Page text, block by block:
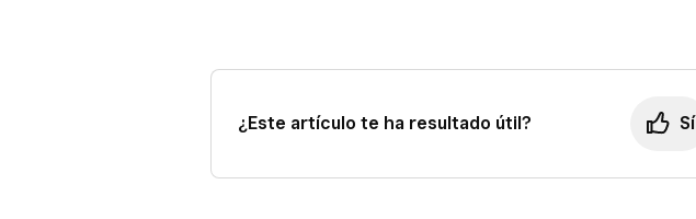
¿Este artículo te ha resultado útil? Sí